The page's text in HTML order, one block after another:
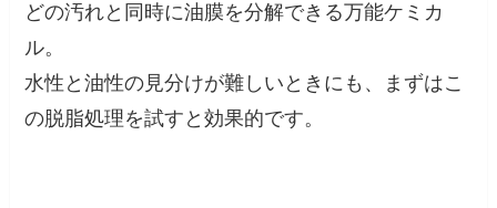
どの汚れと同時に油膜を分解できる万能ケミカ
ル。
水性と油性の見分けが難しいときにも、まずはこ
の脱脂処理を試すと効果的です。